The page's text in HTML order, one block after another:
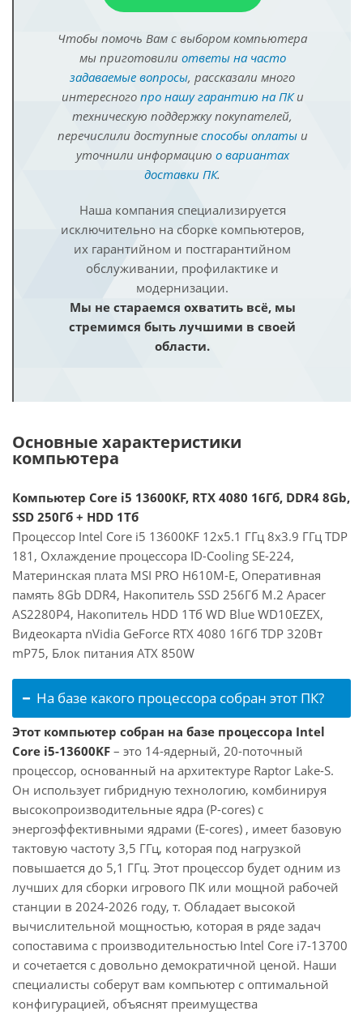
Чтобы помочь Вам с выбором компьютера
мы приготовили ответы на часто
задаваемые вопросы, рассказали много
интересного про нашу гарантию на ПКи
техническую поддержку покупателей,
перечислили доступные способы оплатыи
уточнили информацию о вариантах
доставки ПК.
Наша компания специализируется
исключительно на сборке компьютеров,
их гарантийном и постгарантийном
обслуживании, профилактике и
модернизации.
Мы не стараемся охватить всё, мы
стремимся быть лучшими в своей
области.
Основные характеристики
компьютера
Компьютер Core i5 13600KF, RTX 4080 16Гб, DDR4 8Gb,
SSD 250Гб + HDD 1Тб
Процессор Intel Core i5 13600KF 12x5.1 ГГц 8x3.9 ГГц TDP
181, Охлаждение процессора ID-Cooling SE-224,
Материнская плата MSI PRO H610M-E, Оперативная
память 8Gb DDR4, Накопитель SSD 256Гб M.2 Apacer
AS2280P4, Накопитель HDD 1Тб WD Blue WD10EZEX,
Видеокарта nVidia GeForce RTX 4080 16Гб TDP 320Вт
mP75, Блок питания ATX 850W
На базе какого процессора собран этот ПК?
Этот компьютер собран на базе процессора Intel
Core i5-13600KF – это 14-ядерный, 20-поточный
процессор, основанный на архитектуре Raptor Lake-S.
Он использует гибридную технологию, комбинируя
высокопроизводительные ядра (P-cores) с
энергоэффективными ядрами (E-cores) , имеет базовую
тактовую частоту 3,5 ГГц, которая под нагрузкой
повышается до 5,1 ГГц. Этот процессор будет одним из
лучших для сборки игрового ПК или мощной рабочей
станции в 2024-2026 году, т. Обладает высокой
вычислительной мощностью, которая в ряде задач
сопоставима с производительностью Intel Core i7-13700
и сочетается с довольно демократичной ценой. Наши
специалисты соберут вам компьютер с оптимальной
конфигурацией, объяснят преимущества